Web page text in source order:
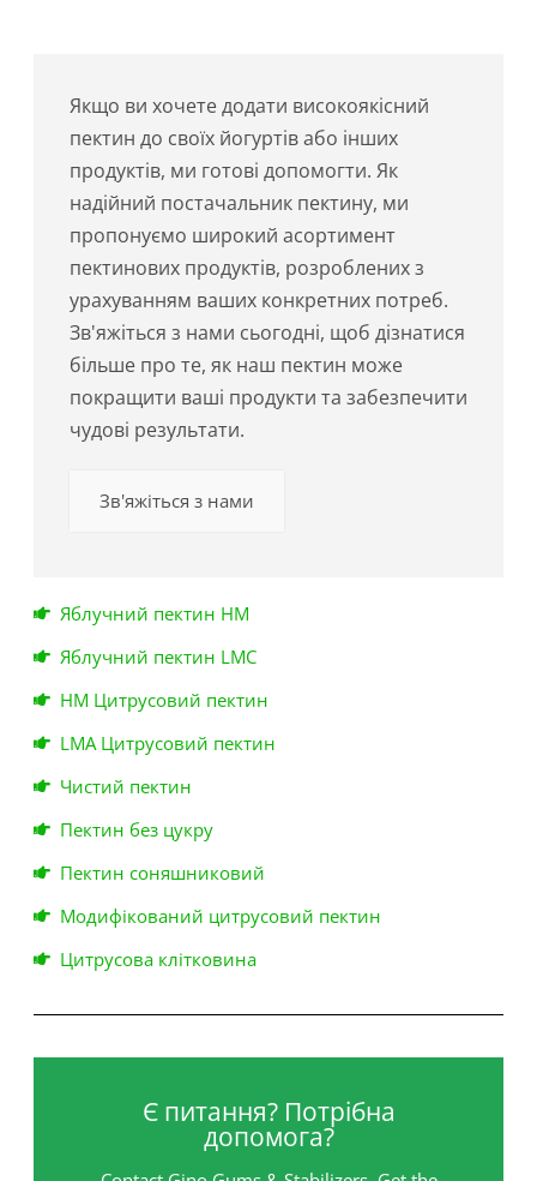
Якщо ви хочете додати високоякісний
пектин до своїх йогуртів або інших
продуктів, ми готові допомогти. Як
надійний постачальник пектину, ми
пропонуємо широкий асортимент
пектинових продуктів, розроблених з
урахуванням ваших конкретних потреб.
Зв'яжіться з нами сьогодні, щоб дізнатися
більше про те, як наш пектин може
покращити ваші продукти та забезпечити
чудові результати.
Зв'яжіться з нами
Яблучний пектин HM
Яблучний пектин LMC
HM Цитрусовий пектин
LMA Цитрусовий пектин
Чистий пектин
Пектин без цукру
Пектин соняшниковий
Модифікований цитрусовий пектин
Цитрусова клітковина
Є питання? Потрібна
допомога?